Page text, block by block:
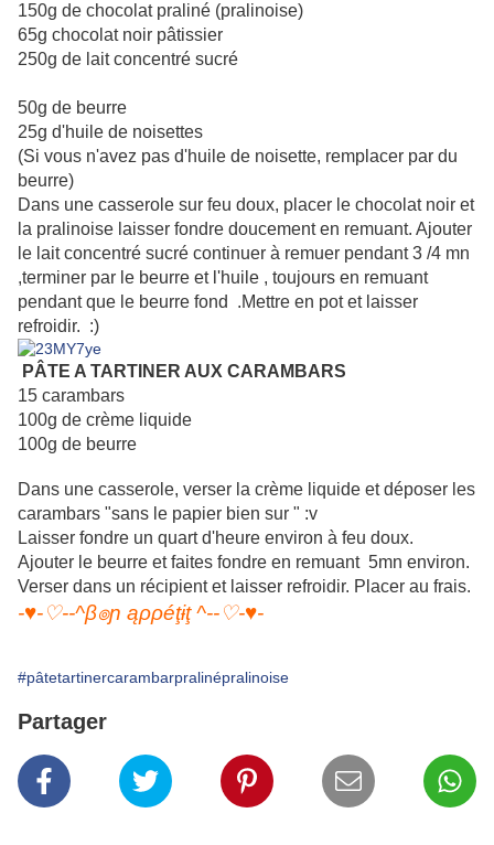
150g de chocolat praliné (pralinoise)
65g chocolat noir pâtissier
250g de lait concentré sucré
50g de beurre
25g d'huile de noisettes
(Si vous n'avez pas d'huile de noisette, remplacer par du
beurre)
Dans une casserole sur feu doux, placer le chocolat noir et
la pralinoise laisser fondre doucement en remuant. Ajouter
le lait concentré sucré continuer à remuer pendant 3 /4 mn
,terminer par le beurre et l'huile , toujours en remuant
pendant que le beurre fond .Mettre en pot et laisser
refroidir. :)
PÂTE A TARTINER AUX CARAMBARS
15 carambars
100g de crème liquide
100g de beurre
Dans une casserole, verser la crème liquide et déposer les
carambars "sans le papier bien sur " :v
Laisser fondre un quart d'heure environ à feu doux.
Ajouter le beurre et faites fondre en remuant 5mn environ.
Verser dans un récipient et laisser refroidir. Placer au frais.
-♥-♡--^β๏ɲ ąρρéţɨţ ^--♡-♥-
#pâtetartinercarambarpralinépralinoise
Partager